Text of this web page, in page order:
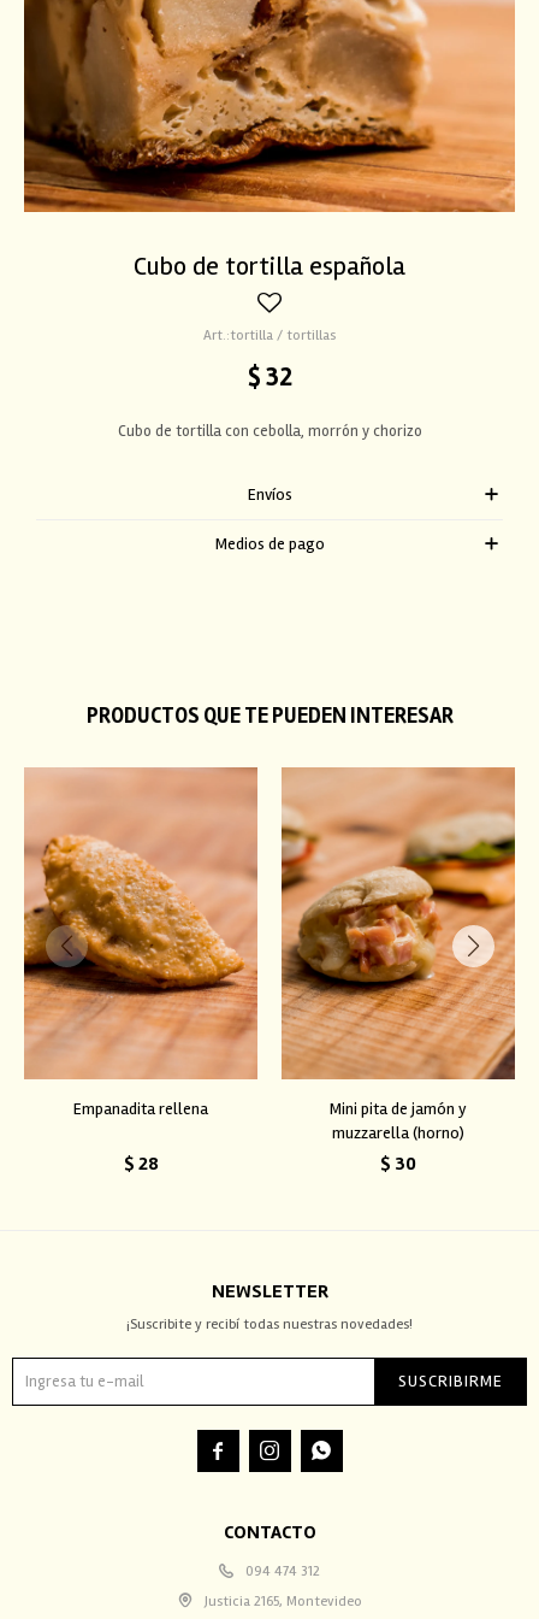
Cubo de tortilla española
tortilla / tortillas
$32
Cubo de tortilla con cebolla, morrón y chorizo
Envíos
Medios de pago
PRODUCTOS QUE TE PUEDEN INTERESAR
Empanadita rellena
$ 28
Mini pita de jamón y
muzzarella (horno)
$ 30
CONTACTO
094 474 312
Justicia 2165, Montevideo
NEWSLETTER
¡Suscribite y recibí todas nuestras novedades!
SUSCRIBIRME
  